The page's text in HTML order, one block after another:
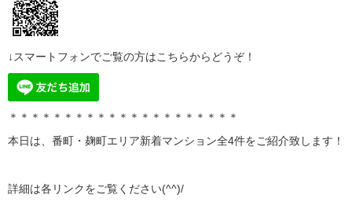
↓スマートフォンでご覧の方はこちらからどうぞ！
＊＊＊＊＊＊＊＊＊＊＊＊＊＊＊＊＊＊＊＊＊
本日は、番町・麹町エリア新着マンション全4件をご紹介致します！
詳細は各リンクをご覧ください(^^)/